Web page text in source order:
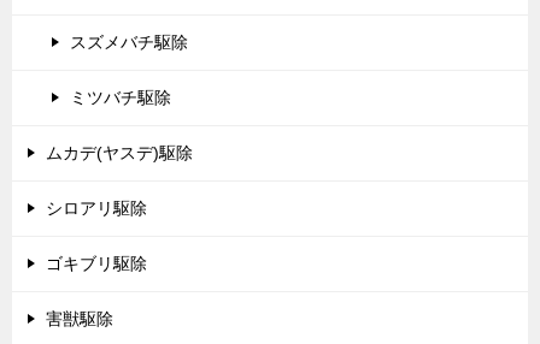
スズメバチ駆除
ミツバチ駆除
ムカデ(ヤスデ)駆除
シロアリ駆除
ゴキブリ駆除
害獣駆除